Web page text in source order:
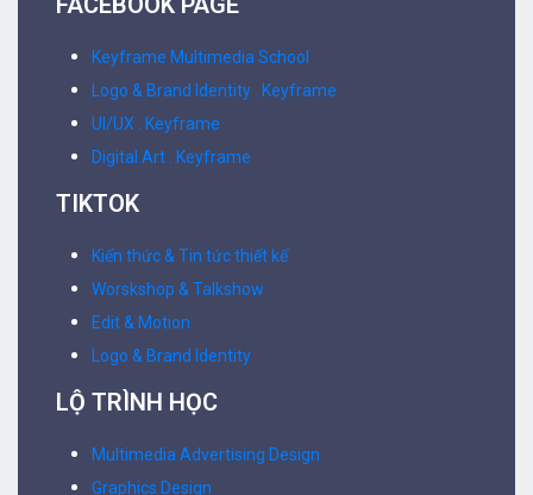
Keyframe Multimedia School
Logo & Brand Identity . Keyframe
UI/UX . Keyframe
Digital Art . Keyframe
TIKTOK
Kiến thức & Tin tức thiết kế
Worskshop & Talkshow
Edit & Motion
Logo & Brand Identity
LỘ TRÌNH HỌC
Multimedia Advertising Design
Graphics Design